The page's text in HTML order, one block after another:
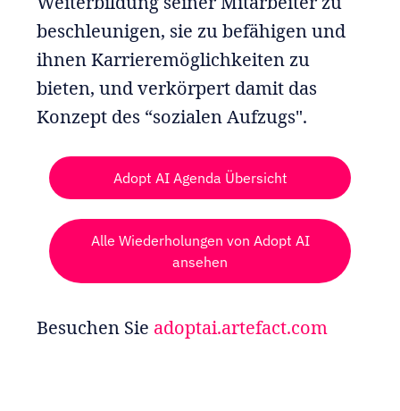
beschleunigen, sie zu befähigen und
ihnen Karrieremöglichkeiten zu
bieten, und verkörpert damit das
Konzept des “sozialen Aufzugs".
Adopt AI Agenda Übersicht
Alle Wiederholungen von Adopt AI
ansehen
Besuchen Sie adoptai.artefact.com